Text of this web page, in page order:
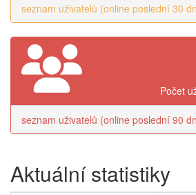
seznam uživatelů (online poslední 30
Počet
seznam uživatelů (online poslední 90
Aktuální statistiky